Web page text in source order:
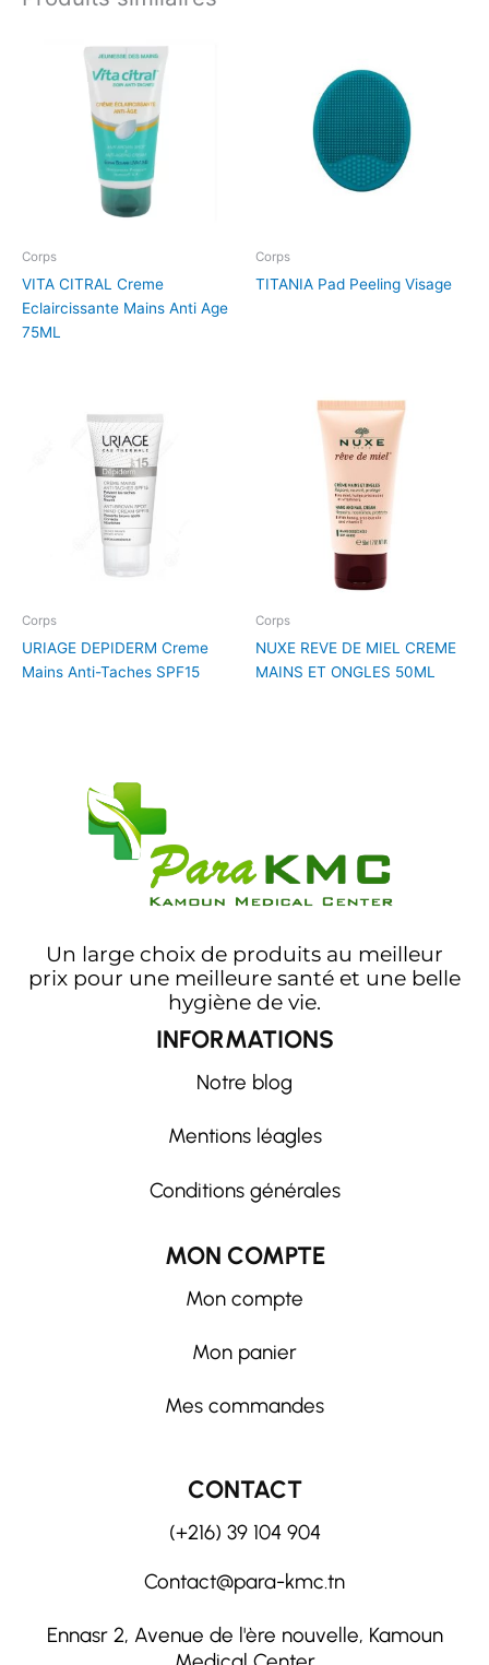
Corps
VITA CITRAL Creme
Eclaircissante Mains Anti Age
75ML
Corps
TITANIA Pad Peeling Visage
Corps
URIAGE DEPIDERM Creme
Mains Anti-Taches SPF15
Corps
NUXE REVE DE MIEL CREME
MAINS ET ONGLES 50ML
Un large choix de produits au meilleur
prix pour une meilleure santé et une belle
hygiène de vie.
INFORMATIONS
Notre blog
Mentions léagles
Conditions générales
MON COMPTE
Mon compte
Mon panier
Mes commandes
CONTACT
(+216) 39 104 904
Contact@para-kmc.tn
Ennasr 2, Avenue de l'ère nouvelle, Kamoun